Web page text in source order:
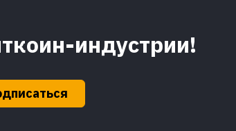
индустрии!